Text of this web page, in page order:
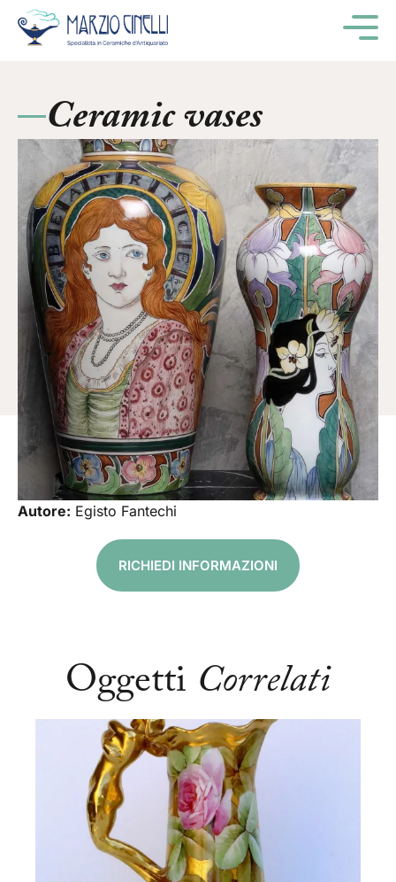
Ceramic vases
Autore: Egisto Fantechi
RICHIEDI INFORMAZIONI
Oggetti Correlati